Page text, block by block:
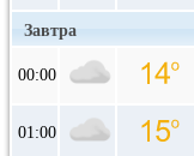
Завтра
00:00
01:00